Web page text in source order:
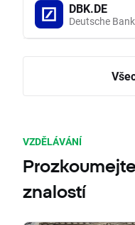
DBK.DE
Deutsche
VZDĚLÁVÁNÍ
znalostí